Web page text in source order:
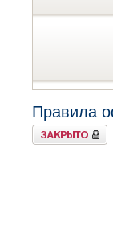
Правила
Закрыто